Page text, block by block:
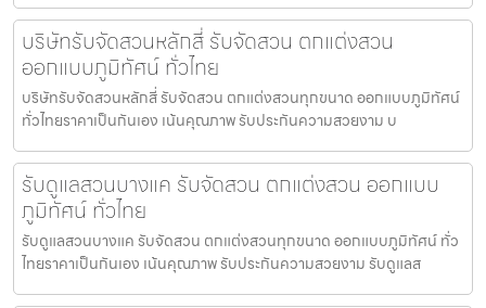
บริษัทรับจัดสวนหลักสี่ รับจัดสวน ตกแต่งสวน
ออกแบบภูมิทัศน์ ทั่วไทย
บริษัทรับจัดสวนหลักสี่ รับจัดสวน ตกแต่งสวนทุกขนาด ออกแบบภูมิทัศน์
ทั่วไทยราคาเป็นกันเอง เน้นคุณภาพ รับประกันความสวยงาม บ
รับดูแลสวนบางแค รับจัดสวน ตกแต่งสวน ออกแบบ
ภูมิทัศน์ ทั่วไทย
รับดูแลสวนบางแค รับจัดสวน ตกแต่งสวนทุกขนาด ออกแบบภูมิทัศน์ ทั่ว
ไทยราคาเป็นกันเอง เน้นคุณภาพ รับประกันความสวยงาม รับดูแลส